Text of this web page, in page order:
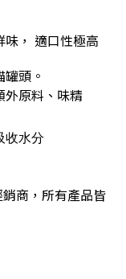
， 適口性極高
頭。
外原料、味精
收水分
商，所有產品皆